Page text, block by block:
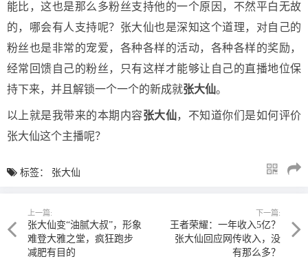
能比，这也是那么多粉丝支持他的一个原因，不然平白无故
的，哪会有人支持呢？张大仙也是深知这个道理，对自己的
粉丝也是非常的宠爱，各种各样的活动，各种各样的奖励，
经常回馈自己的粉丝，只有这样才能够让自己的直播地位保
持下来，并且解锁一个一个的新成就张大仙。
以上就是我带来的本期内容张大仙，不知道你们是如何评价
张大仙这个主播呢？
标签： 张大仙
上一篇:
张大仙变“油腻大叔”，形象
难登大雅之堂，疯狂跑步
减肥有目的
下一篇:
王者荣耀：一年收入5亿？
张大仙回应网传收入，没
有那么多？